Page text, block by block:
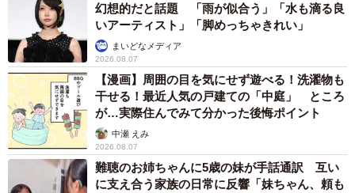
ー同作についてお母さまと会話をしましたか？
実家の母は、あとから「投稿してた漫画、まさにあんな感
じで1人でドタバタ騒ぎながら準備してた。どっかから見て
た？」と言っていました（笑）母から聞いたことを自分な
りに補完して描いたのですが、どうやら作中の雰囲気その
まま急いで来てくれたようです。
幻想的だと話題 「雨が似合う」「水も滴る良
いアーティスト」「脚めっちゃきれい」
まいどなメディア
2026.08.07
【漫画】周囲の目を気にせず遊べる！洗濯物も
干せる！最近人気の戸建ての「中庭」 ところ
が…実際住んでみて分かった後悔ポイント
中瀬 えみ
2026.08.07
難聴のお姉ちゃんに5歳の妹が手話通訳 互い
に支え合う家族の日常に反響「妹ちゃん、頼も